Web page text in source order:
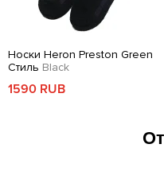
Носки Heron Preston Green
Стиль Black
1590 RUB